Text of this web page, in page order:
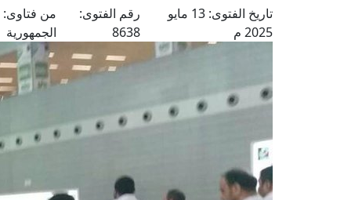
تاريخ الفتوى:
13 مايو
2025 م
رقم الفتوى:
8638
من فتاوى:
الجمهورية